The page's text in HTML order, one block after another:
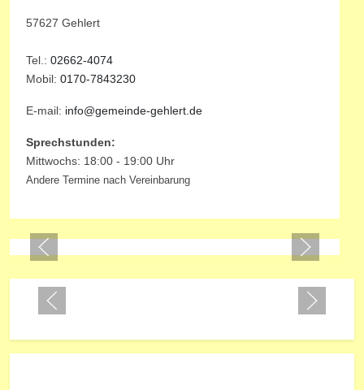
57627 Gehlert
Tel.: 02662-4074
Mobil: 0170-7843230
E-mail: info@gemeinde-gehlert.de
Sprechstunden:
Mittwochs: 18:00 - 19:00 Uhr
Andere Termine nach Vereinbarung